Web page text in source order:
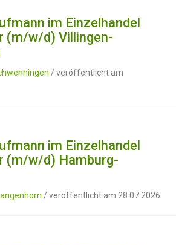
im Einzelhandel
(m/w/d) Villingen-
/ veröffentlicht am
im Einzelhandel
(m/w/d) Hamburg-
/ veröffentlicht am 28.07.2026